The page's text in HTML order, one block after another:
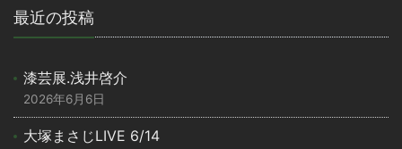
最近の投稿
漆芸展.浅井啓介
2026年6月6日
大塚まさじLIVE 6/14